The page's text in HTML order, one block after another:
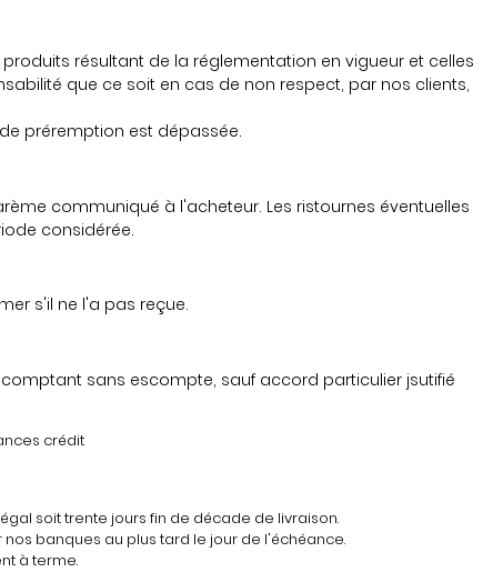
résultant de la réglementation en vigueur et celles
que ce soit en cas de non respect, par nos clients,
préremption est dépassée.
communiqué à l'acheteur. Les ristournes éventuelles
considérée.
s'il ne l'a pas reçue.
sans escompte, sauf accord particulier jsutifié
crédit
soit trente jours fin de décade de livraison.
banques au plus tard le jour de l'échéance.
à terme.